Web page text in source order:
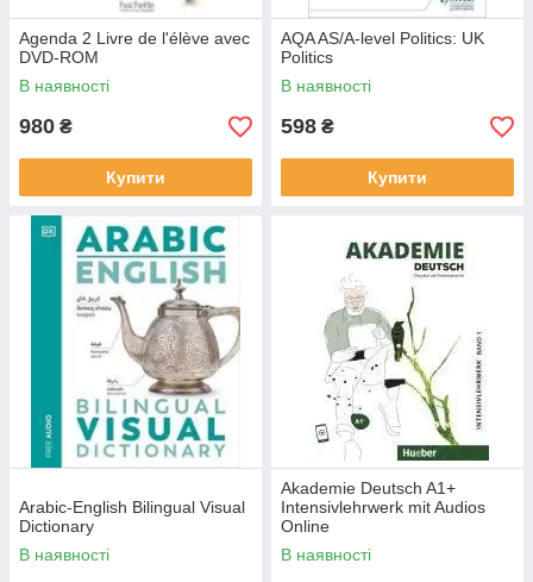
Agenda 2 Livre de l'élève avec
DVD-ROM
В наявності
980 ₴
Купити
AQA AS/A-level Politics: UK
Politics
В наявності
598 ₴
Купити
Arabic-English Bilingual Visual
Dictionary
В наявності
Akademie Deutsch A1+
Intensivlehrwerk mit Audios
Online
В наявності